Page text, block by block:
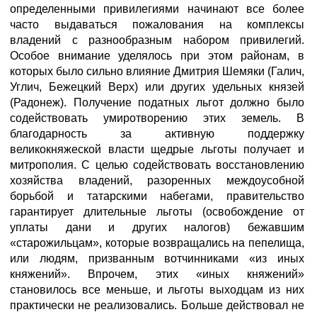
определенными привилегиями начинают все более
часто выдаваться пожалования на комплексы
владений с разнообразным набором привилегий.
Особое внимание уделялось при этом районам, в
которых было сильно влияние Дмитрия Шемяки (Галич,
Углич, Бежецкий Верх) или других удельных князей
(Радонеж). Получение податных льгот должно было
содействовать умиротворению этих земель. В
благодарность за активную поддержку
великокняжеской власти щедрые льготы получает и
митрополия. С целью содействовать восстановлению
хозяйства владений, разоренных междоусобной
борьбой и татарскими набегами, правительство
гарантирует длительные льготы (освобождение от
уплаты дани и других налогов) бежавшим
«старожильцам», которые возвращались на пепелища,
или людям, призванным вотчинниками «из иных
княжений». Впрочем, этих «иных княжений»
становилось все меньше, и льготы выходцам из них
практически не реализовались. Больше действовал не